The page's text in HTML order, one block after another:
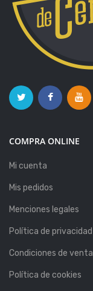
COMPRA ONLINE
Mi cuenta
Mis pedidos
Menciones legales
Política de privacidad
Condiciones de venta
Política de cookies